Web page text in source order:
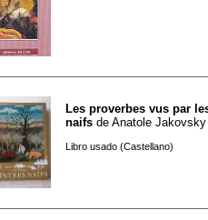
Les proverbes vus par
naifs de Anatole Jakovsky
Libro usado (Castellano)